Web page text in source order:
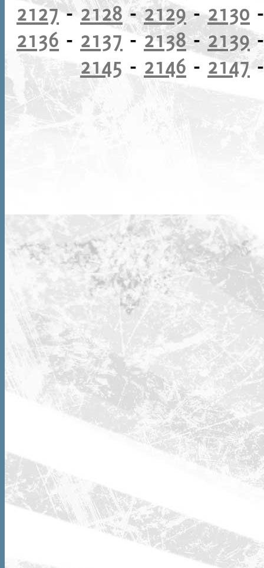
2127- 2128-2129-2130
2136 - 2137-2138-2139
2145 - 2146 - 2147